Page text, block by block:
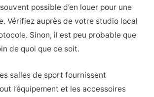
possible d’en louer pour une
Vérifiez auprès de votre studio local
Sinon, il est peu probable que
de quoi que ce soit.
salles de sport fournissent
l’équipement et les accessoires